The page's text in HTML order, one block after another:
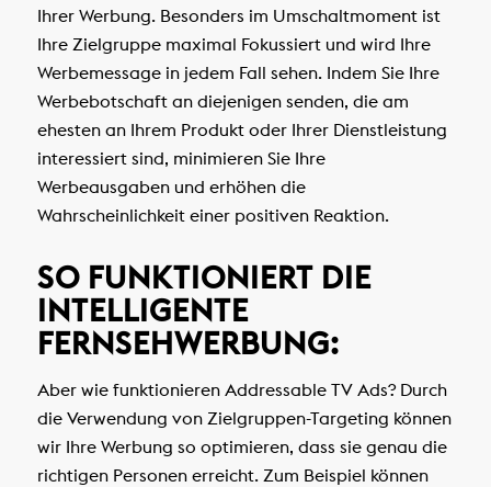
Ihrer Werbung. Besonders im Umschaltmoment ist
Ihre Zielgruppe maximal Fokussiert und wird Ihre
Werbemessage in jedem Fall sehen. Indem Sie Ihre
Werbebotschaft an diejenigen senden, die am
ehesten an Ihrem Produkt oder Ihrer Dienstleistung
interessiert sind, minimieren Sie Ihre
Werbeausgaben und erhöhen die
Wahrscheinlichkeit einer positiven Reaktion.
SO FUNKTIONIERT DIE
INTELLIGENTE
FERNSEHWERBUNG:
Aber wie funktionieren Addressable TV Ads? Durch
die Verwendung von Zielgruppen-Targeting können
wir Ihre Werbung so optimieren, dass sie genau die
richtigen Personen erreicht. Zum Beispiel können